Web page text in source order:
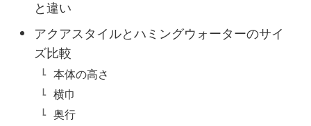
と違い
アクアスタイルとハミングウォーターのサイ
ズ比較
本体の高さ
横巾
奥行